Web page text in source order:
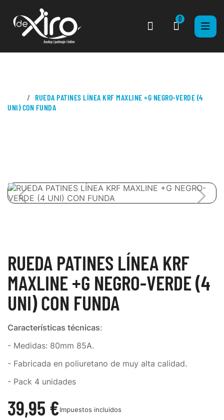
0
RUEDA PATINES LÍNEA KRF MAXLINE +G NEGRO-VERDE (4
UNI) CON FUNDA
RUEDA PATINES LÍNEA KRF
MAXLINE +G NEGRO-VERDE (4
UNI) CON FUNDA
Características técnicas:
- Medidas: 80mm 85A.
- Fabricada en poliuretano de muy alta calidad.
- Pack 4 unidades
39,95 €Impuestos incluidos